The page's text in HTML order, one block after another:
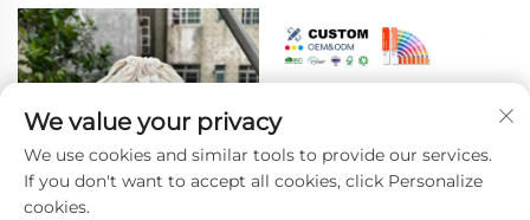
We value your privacy
We use cookies and similar tools to provide our services.
If you don't want to accept all cookies, click Personalize
cookies.